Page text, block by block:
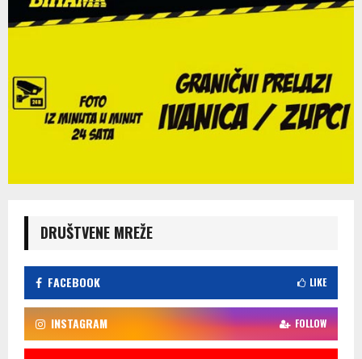
DRUŠTVENE MREŽE
FACEBOOK LIKE
INSTAGRAM FOLLOW